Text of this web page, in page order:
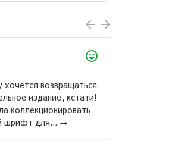
браслет, Суламифь и другие повести
лично не понравились. Но вот повесть
теперь моё самое, самое, самое
Ради повест...